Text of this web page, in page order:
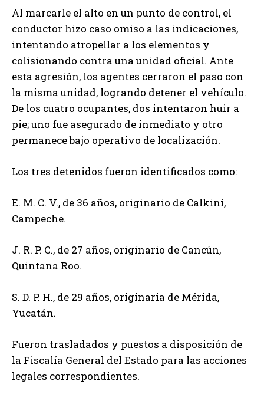
Al marcarle el alto en un punto de control, el
conductor hizo caso omiso a las indicaciones,
intentando atropellar a los elementos y
colisionando contra una unidad oficial. Ante
esta agresión, los agentes cerraron el paso con
la misma unidad, logrando detener el vehículo.
De los cuatro ocupantes, dos intentaron huir a
pie; uno fue asegurado de inmediato y otro
permanece bajo operativo de localización.
Los tres detenidos fueron identificados como:
E. M. C. V., de 36 años, originario de Calkiní,
Campeche.
J. R. P. C., de 27 años, originario de Cancún,
Quintana Roo.
S. D. P. H., de 29 años, originaria de Mérida,
Yucatán.
Fueron trasladados y puestos a disposición de
la Fiscalía General del Estado para las acciones
legales correspondientes.